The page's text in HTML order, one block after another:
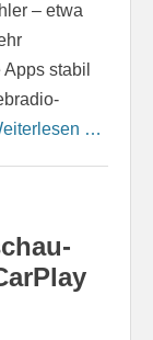
– etwa
stabil
…